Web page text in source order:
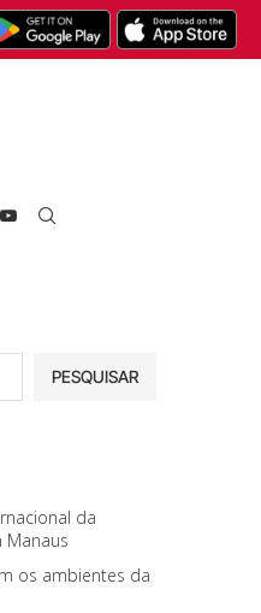
PESQUISAR
da
Manaus
os ambientes da